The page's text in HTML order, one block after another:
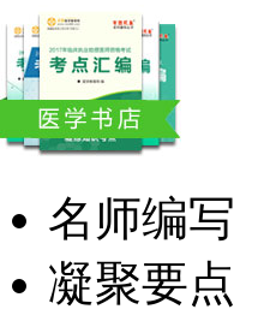
名师编写
凝聚要点